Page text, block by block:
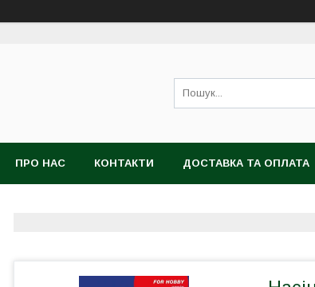
ПРО НАС КОНТАКТИ ДОСТАВКА ТА ОПЛАТА